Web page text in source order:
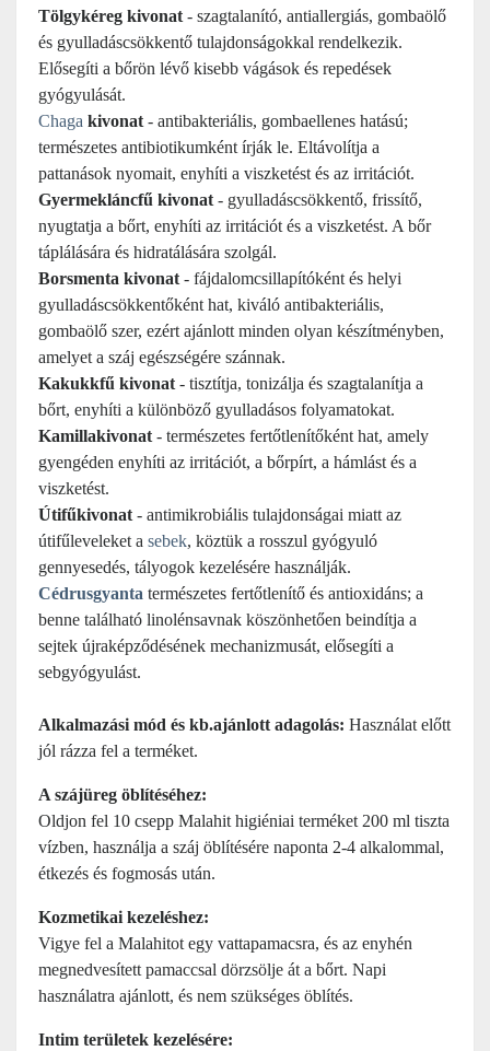
Tölgykéreg kivonat - szagtalanító, antiallergiás, gombaölő
és gyulladáscsökkentő tulajdonságokkal rendelkezik.
Elősegíti a bőrön lévő kisebb vágások és repedések
gyógyulását.
Chaga kivonat - antibakteriális, gombaellenes hatású;
természetes antibiotikumként írják le. Eltávolítja a
pattanások nyomait, enyhíti a viszketést és az irritációt.
Gyermekláncfű kivonat - gyulladáscsökkentő, frissítő,
nyugtatja a bőrt, enyhíti az irritációt és a viszketést. A bőr
táplálására és hidratálására szolgál.
Borsmenta kivonat - fájdalomcsillapítóként és helyi
gyulladáscsökkentőként hat, kiváló antibakteriális,
gombaölő szer, ezért ajánlott minden olyan készítményben,
amelyet a száj egészségére szánnak.
Kakukkfű kivonat - tisztítja, tonizálja és szagtalanítja a
bőrt, enyhíti a különböző gyulladásos folyamatokat.
Kamillakivonat - természetes fertőtlenítőként hat, amely
gyengéden enyhíti az irritációt, a bőrpírt, a hámlást és a
viszketést.
Útifűkivonat - antimikrobiális tulajdonságai miatt az
útifűleveleket a sebek, köztük a rosszul gyógyuló
gennyesedés, tályogok kezelésére használják.
Cédrusgyanta természetes fertőtlenítő és antioxidáns; a
benne található linolénsavnak köszönhetően beindítja a
sejtek újraképződésének mechanizmusát, elősegíti a
sebgyógyulást.
Alkalmazási mód és kb.ajánlott adagolás: Használat előtt
jól rázza fel a terméket.
A szájüreg öblítéséhez:
Oldjon fel 10 csepp Malahit higiéniai terméket 200 ml tiszta
vízben, használja a száj öblítésére naponta 2-4 alkalommal,
étkezés és fogmosás után.
Kozmetikai kezeléshez:
Vigye fel a Malahitot egy vattapamacsra, és az enyhén
megnedvesített pamaccsal dörzsölje át a bőrt. Napi
használatra ajánlott, és nem szükséges öblítés.
Intim területek kezelésére: